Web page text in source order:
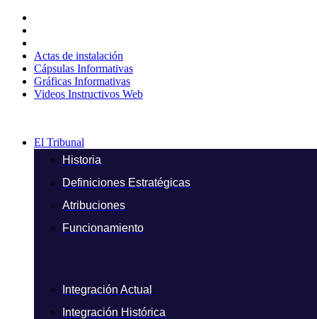
contenido
Actas de instalación
Cápsulas Informativas
Gráficas Informativas
Videos Instructivos Web
El Tribunal
Historia
Definiciones Estratégicas
Atribuciones
Funcionamiento
Integración Actual
Integración Histórica